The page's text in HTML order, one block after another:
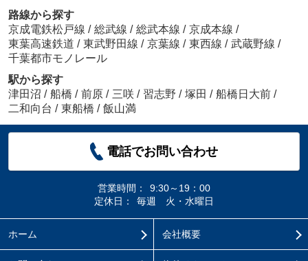
路線から探す
京成電鉄松戸線 / 総武線 / 総武本線 / 京成本線 /
東葉高速鉄道 / 東武野田線 / 京葉線 / 東西線 / 武蔵野線 /
千葉都市モノレール
駅から探す
津田沼 / 船橋 / 前原 / 三咲 / 習志野 / 塚田 / 船橋日大前 /
二和向台 / 東船橋 / 飯山満
電話でお問い合わせ
営業時間：
9:30～19：00
定休日：
毎週 火・水曜日
ホーム 会社概要